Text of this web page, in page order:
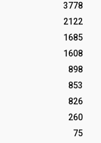
3778
2122
1685
1608
898
853
826
260
75